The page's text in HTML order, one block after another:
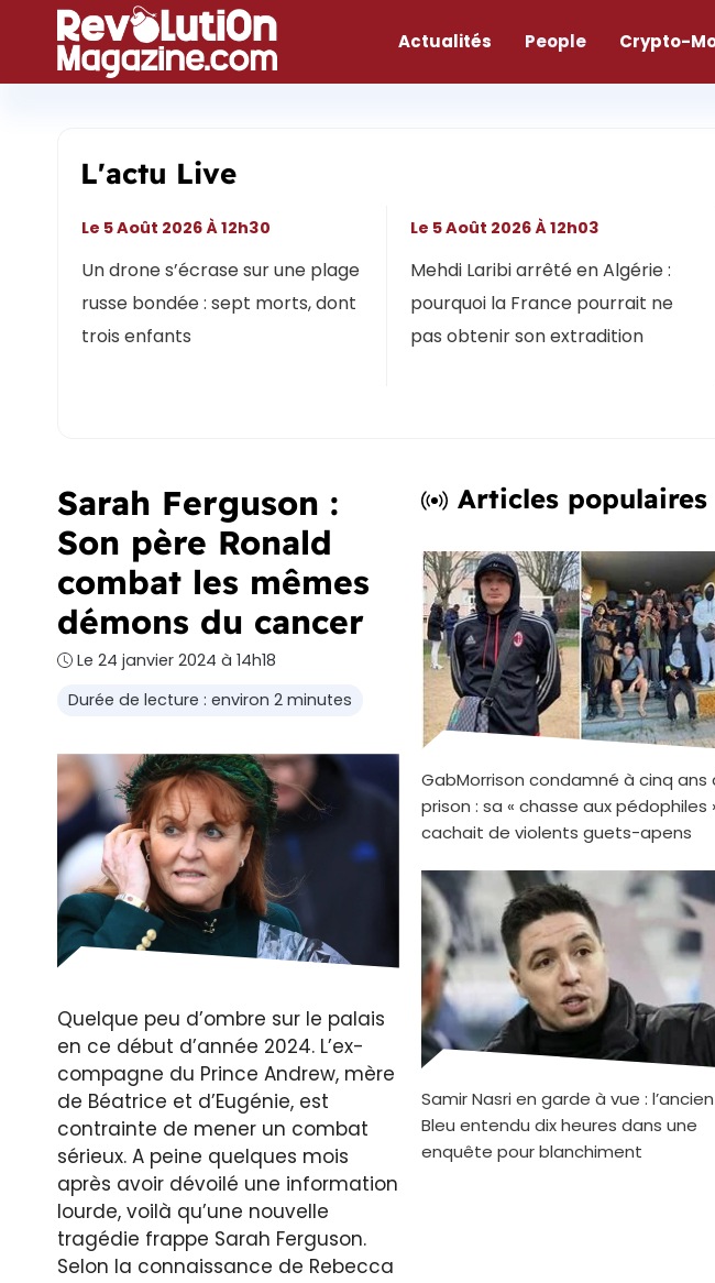
contenu
Actualités People Crypto-
L'actu Live
Un drone s’écrase sur une plage
russe bondée : sept morts, dont
trois enfants
Le 5 Août 2026 À 12h30
Mehdi Laribi arrêté en Algérie :
pourquoi la France pourrait ne
pas obtenir son extradition
Le 5 Août 2026 À 12h03
Sarah Ferguson :
Son père Ronald
combat les mêmes
démons du cancer
Le 24 janvier 2024 à 14h18
Durée de lecture : environ 2 minutes
Quelque peu d’ombre sur le palais
en ce début d’année 2024. L’ex-
compagne du Prince Andrew, mère
de Béatrice et d’Eugénie, est
contrainte de mener un combat
sérieux. A peine quelques mois
après avoir dévoilé une information
lourde, voilà qu’une nouvelle
tragédie frappe Sarah Ferguson.
Selon la connaissance de Rebecca
Articles populaires
GabMorrison condamné à cinq ans
prison : sa « chasse aux pédophiles
cachait de violents guets-apens
Samir Nasri en garde à vue : l’ancien
Bleu entendu dix heures dans une
enquête pour blanchiment